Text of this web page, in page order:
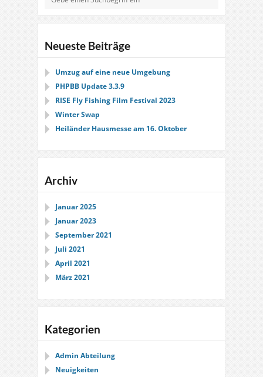
Neueste Beiträge
Umzug auf eine neue Umgebung
PHPBB Update 3.3.9
RISE Fly Fishing Film Festival 2023
Winter Swap
Heiländer Hausmesse am 16. Oktober
Archiv
Januar 2025
Januar 2023
September 2021
Juli 2021
April 2021
März 2021
Kategorien
Admin Abteilung
Neuigkeiten